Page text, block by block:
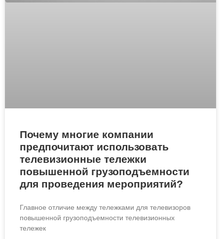
Почему многие компании
предпочитают использовать
телевизионные тележки
повышенной грузоподъемности
для проведения мероприятий?
Главное отличие между тележками для телевизоров
повышенной грузоподъемности телевизионных
тележек